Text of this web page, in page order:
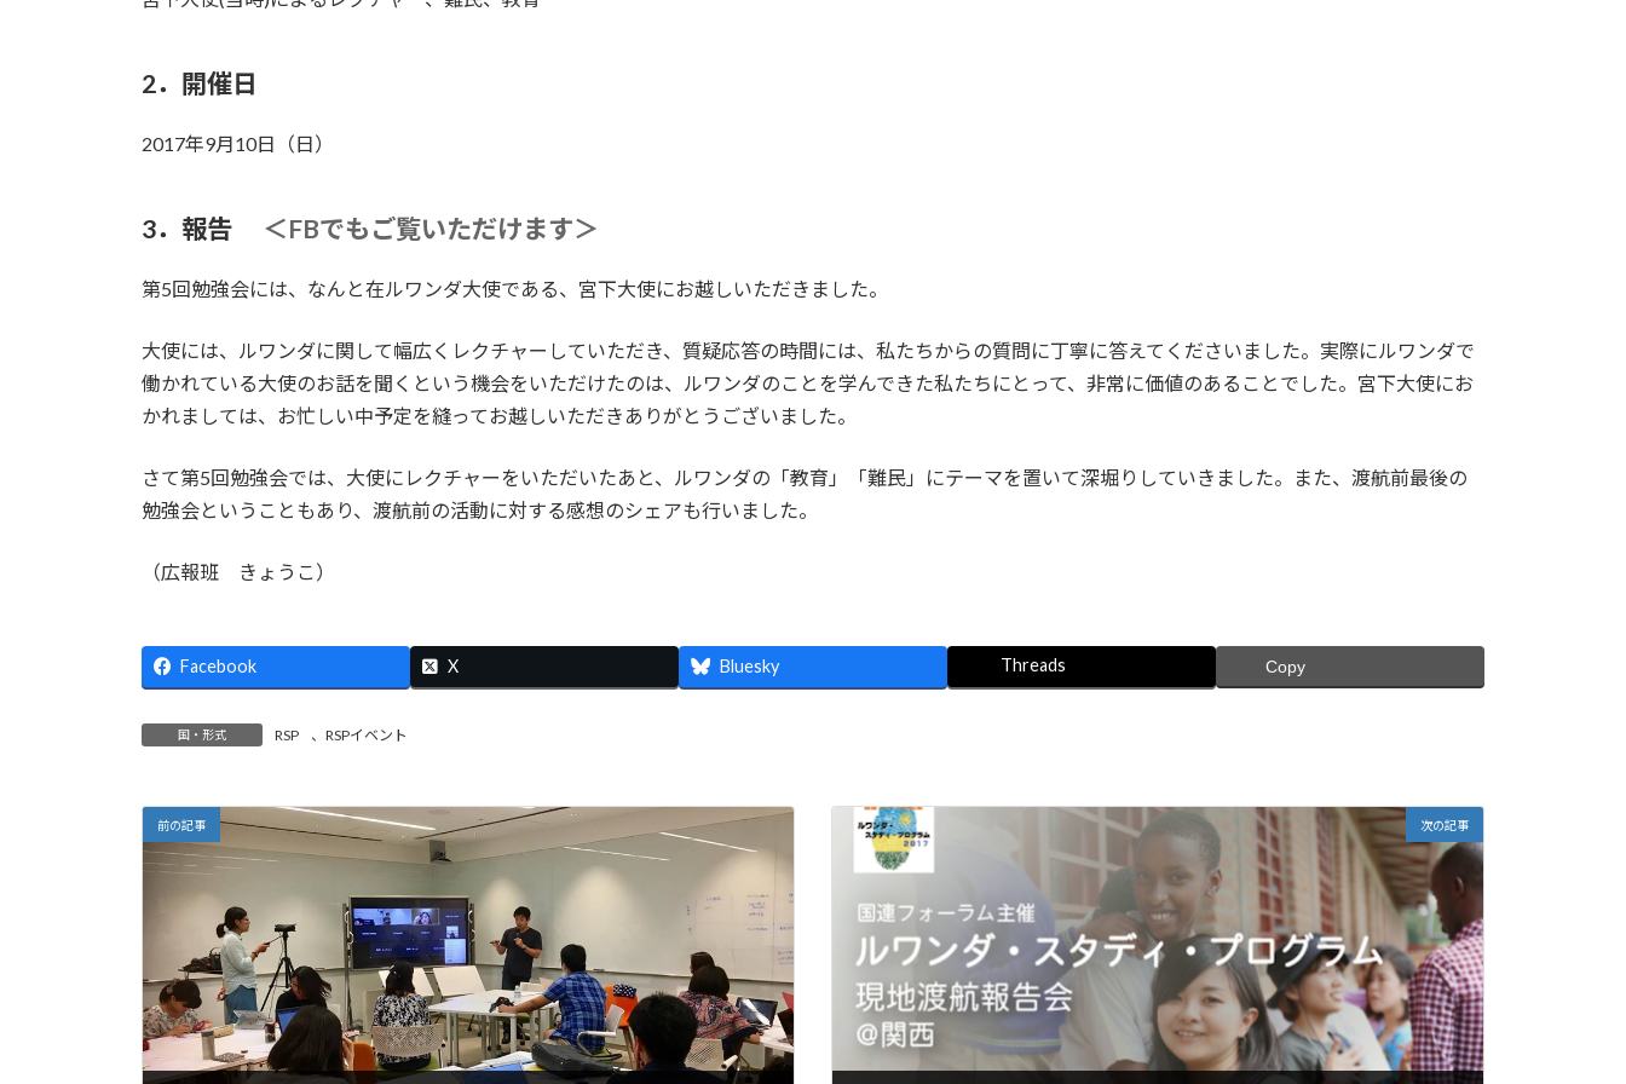
2．開催日
2017年9月10日（日）
3．報告 ＜FBでもご覧いただけます＞
第5回勉強会には、なんと在ルワンダ大使である、宮下大使にお越しいただきました。
大使には、ルワンダに関して幅広くレクチャーしていただき、質疑応答の時間には、私たちからの質問に丁寧に答えてくださいました。実際にルワンダで
働かれている大使のお話を聞くという機会をいただけたのは、ルワンダのことを学んできた私たちにとって、非常に価値のあることでした。宮下大使にお
かれましては、お忙しい中予定を縫ってお越しいただきありがとうございました。
さて第5回勉強会では、大使にレクチャーをいただいたあと、ルワンダの「教育」「難民」にテーマを置いて深堀りしていきました。また、渡航前最後の
勉強会ということもあり、渡航前の活動に対する感想のシェアも行いました。
（広報班 きょうこ）
Facebook X Bluesky Threads Copy
国・形式 RSP 、 RSPイベント
前の記事 次の記事